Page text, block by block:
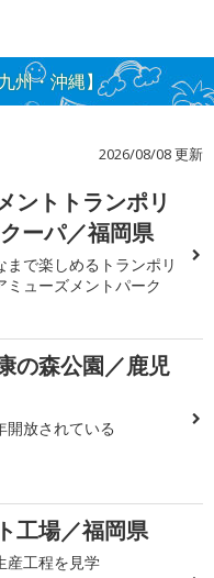
州・沖縄】
2026/08/08 更新
ントトランポリ
ーパ／福岡県
まで楽しめるトランポリ
ミューズメントパーク
の森公園／鹿児
開放されている
工場／福岡県
産工程を見学